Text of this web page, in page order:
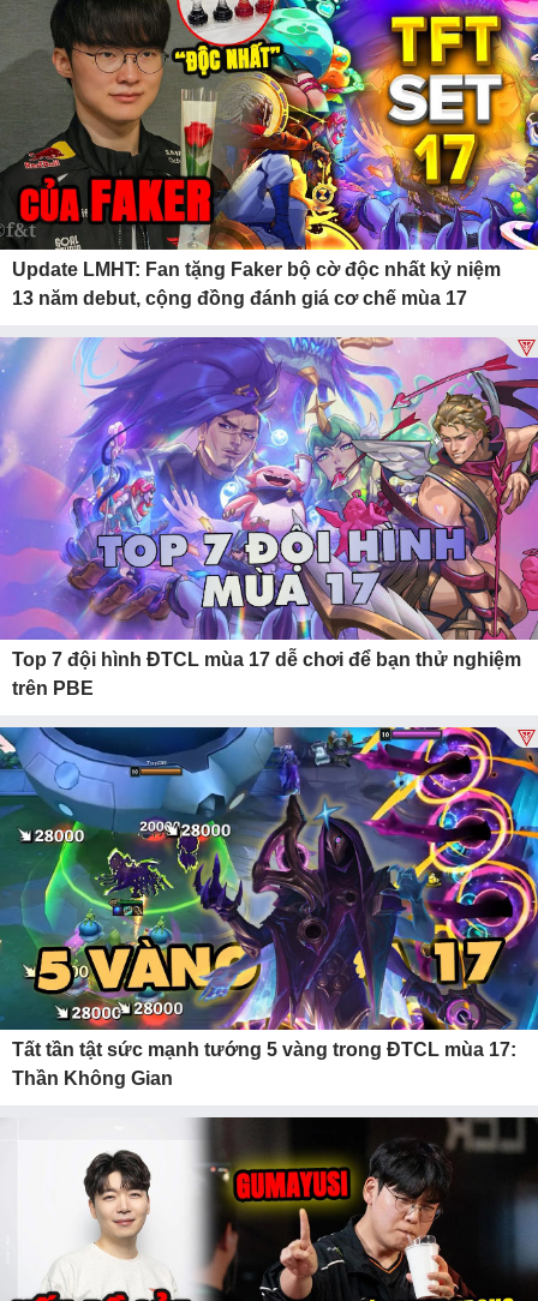
Update LMHT: Fan tặng Faker bộ cờ độc nhất kỷ niệm
13 năm debut, cộng đồng đánh giá cơ chế mùa 17
Top 7 đội hình ĐTCL mùa 17 dễ chơi để bạn thử nghiệm
trên PBE
Tất tần tật sức mạnh tướng 5 vàng trong ĐTCL mùa 17:
Thần Không Gian